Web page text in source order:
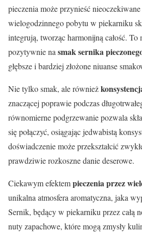
pieczenia może przynieść
wielogodzinnego pobytu w piekarniku
integrują, tworząc harmonijną całość. To
pozytywnie na smak sernika
głębsze i bardziej złożone niuanse
Nie tylko smak, ale również
znaczącej poprawie podczas
równomierne podgrzewanie pozwala
się połączyć, osiągając jedwabistą
doświadczenie może przekształcić
prawdziwie rozkoszne danie deserowe.
Ciekawym efektempieczenia przez
unikalna atmosfera aromatyczna, jaka
Sernik, będący w piekarniku przez całą
nuty zapachowe, które mogą zmysły